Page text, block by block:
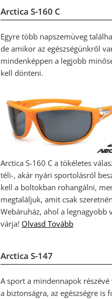
Arctica S-160 C
Egyre több napszemüveg
de amikor az egészségünkről
mindenképpen a legjobb
kell dönteni.
Arctica S-160 C a tökéletes
téli-, akár nyári sportolásról
kell a boltokban rohangálni,
megtaláljuk, amit csak
Webáruház, ahol a legnagyobb
várja! Olvasd Tovább
Arctica S-147
A sport a mindennapok részévé
a biztonságra, az egészségre is